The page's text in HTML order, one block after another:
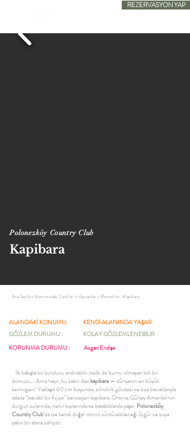
REZERVASYON YAP
Polonezköy Country Club
Kapibara
Ana Sayfa>Alanımızdaki Canlılar > Hayvanlar >Memeliler >Kapibara
KENDİ ALANINDA YAŞAR
ALANDAKİ KONUMU:
KOLAY GÖZLEMLENEBİLİR
GÖZLEM DURUMU :
KORUNMA DURUMU :
Asgari Endişe
İlk bakışta bir kunduzu andırabilir, belki de burnu olmayan kıllı bir
domuzu... Ama hayır, bu sakin devkapibara — dünyanın en büyük
kemirgeni! Yaklaşık 60 cm boyunda, silindirik gövdesi ve kısa bacaklarıyla
adeta “bacaklı bir fıçıya” benzeyen kapibara, Orta ve Güney Amerika’nın
durgun sularında, nehir kıyılarında ve bataklıklarda yaşar. Polonezköy
Country Club’da ise kendi doğal ritmini sürdürebileceği özgür ve suya
yakın bir alana sahiptir.